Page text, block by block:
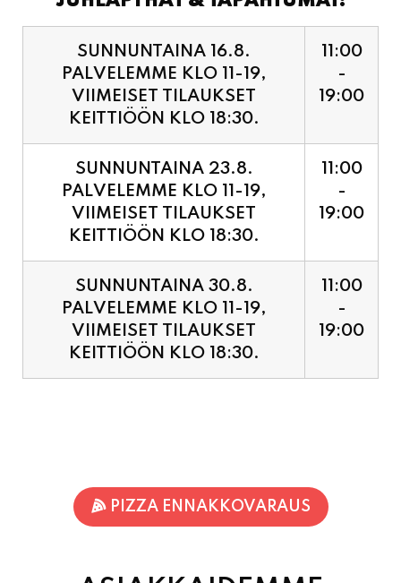
VIIMEISET TILAUKSET
KEITTIÖÖN KLO 18:30.
19:00
SUNNUNTAINA 23.8.
PALVELEMME KLO 11-19,
VIIMEISET TILAUKSET
KEITTIÖÖN KLO 18:30.
11:00
19:00
SUNNUNTAINA 30.8.
PALVELEMME KLO 11-19,
VIIMEISET TILAUKSET
KEITTIÖÖN KLO 18:30.
11:00
19:00
ASIAKKAIDEMME